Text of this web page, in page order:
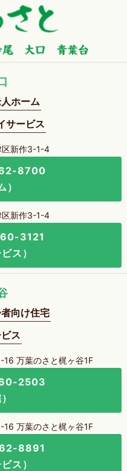
ホーム
サービス
区新作3-1-4
8700
）
区新作3-1-4
3121
ス）
向け住宅
ス
16 万葉のさと梶ヶ谷1F
2503
16 万葉のさと梶ヶ谷1F
8891
ス）